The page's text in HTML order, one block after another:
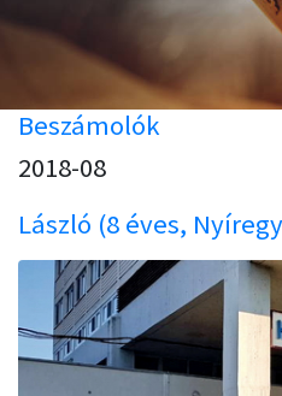
Beszámolók
2018-08
László (8 éves,